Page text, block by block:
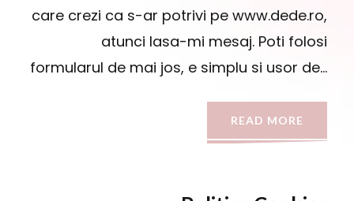
care crezi ca s-ar potrivi pe www.dede.ro,
atunci lasa-mi mesaj. Poti folosi
formularul de mai jos, e simplu si usor de…
READ MORE